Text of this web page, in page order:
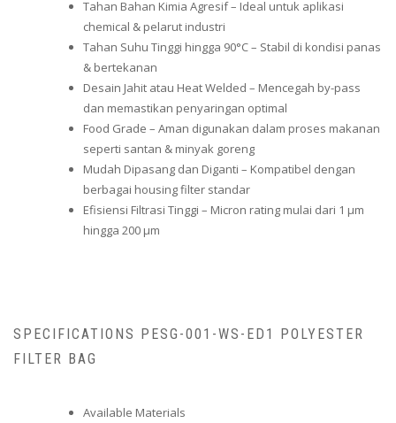
Tahan Bahan Kimia Agresif – Ideal untuk aplikasi
chemical & pelarut industri
Tahan Suhu Tinggi hingga 90°C – Stabil di kondisi panas
& bertekanan
Desain Jahit atau Heat Welded – Mencegah by-pass
dan memastikan penyaringan optimal
Food Grade – Aman digunakan dalam proses makanan
seperti santan & minyak goreng
Mudah Dipasang dan Diganti – Kompatibel dengan
berbagai housing filter standar
Efisiensi Filtrasi Tinggi – Micron rating mulai dari 1 µm
hingga 200 µm
SPECIFICATIONS PESG-001-WS-ED1 POLYESTER
FILTER BAG
Available Materials